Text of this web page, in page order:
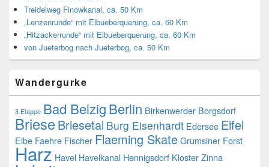
Treidelweg Finowkanal, ca. 50 Km
„Lenzenrunde“ mit Elbueberquerung, ca. 60 Km
„Hitzackerrunde“ mit Elbueberquerung, ca. 60 Km
von Jueterbog nach Jueterbog, ca. 50 Km
Wandergurke
3.Etappe Bad BelzigBerlin Birkenwerder Borgsdorf
BrieseBriesetal Burg Eisenhardt Edersee Eifel
Elbe Faehre Fischer Flaeming SkateGrumsiner Forst
Harz Havel Havelkanal Hennigsdorf Kloster Zinna